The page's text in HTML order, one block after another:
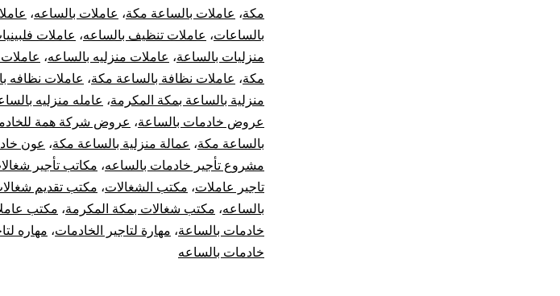
مكة، عاملات بالساعة مكة، عاملات بالساعه،
بالساعات، عاملات تنظيف بالساعه، عاملات
منزليات بالساعة، عاملات منزليه بالساعه،
مكة، عاملات نظافة بالساعة مكة، عاملات نظافه
منزلية بالساعة بمكة المكرمة، عامله منزليه
عروض خادمات بالساعة، عروض شركة همة
بالساعة مكة، عمالة منزلية بالساعة مكة، عون
مشروع تأجير خادمات بالساعه، مكاتب تأجير
تاجير عاملات، مكتب الشغالات، مكتب تقديم
بالساعه، مكتب شغالات بمكة المكرمة، مكتب
خادمات بالساعة، مهارة لتاجير الخادمات، مهاره
خادمات بالساعه